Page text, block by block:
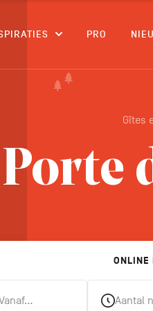
PRO
Gîtes
ONLINE
Aantal